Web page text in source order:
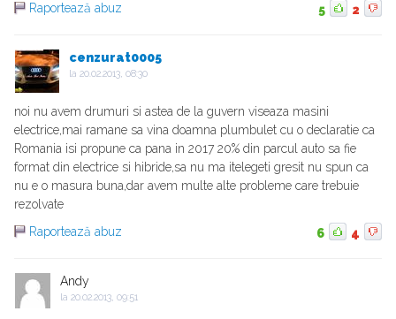
Raportează abuz
5 2
cenzurat0005
la 20.02.2013, 08:30
noi nu avem drumuri si astea de la guvern viseaza masini
electrice,mai ramane sa vina doamna plumbulet cu o declaratie ca
Romania isi propune ca pana in 2017 20% din parcul auto sa fie
format din electrice si hibride,sa nu ma itelegeti gresit nu spun ca
nu e o masura buna,dar avem multe alte probleme care trebuie
rezolvate
Raportează abuz
6 4
Andy
la 20.02.2013, 09:51